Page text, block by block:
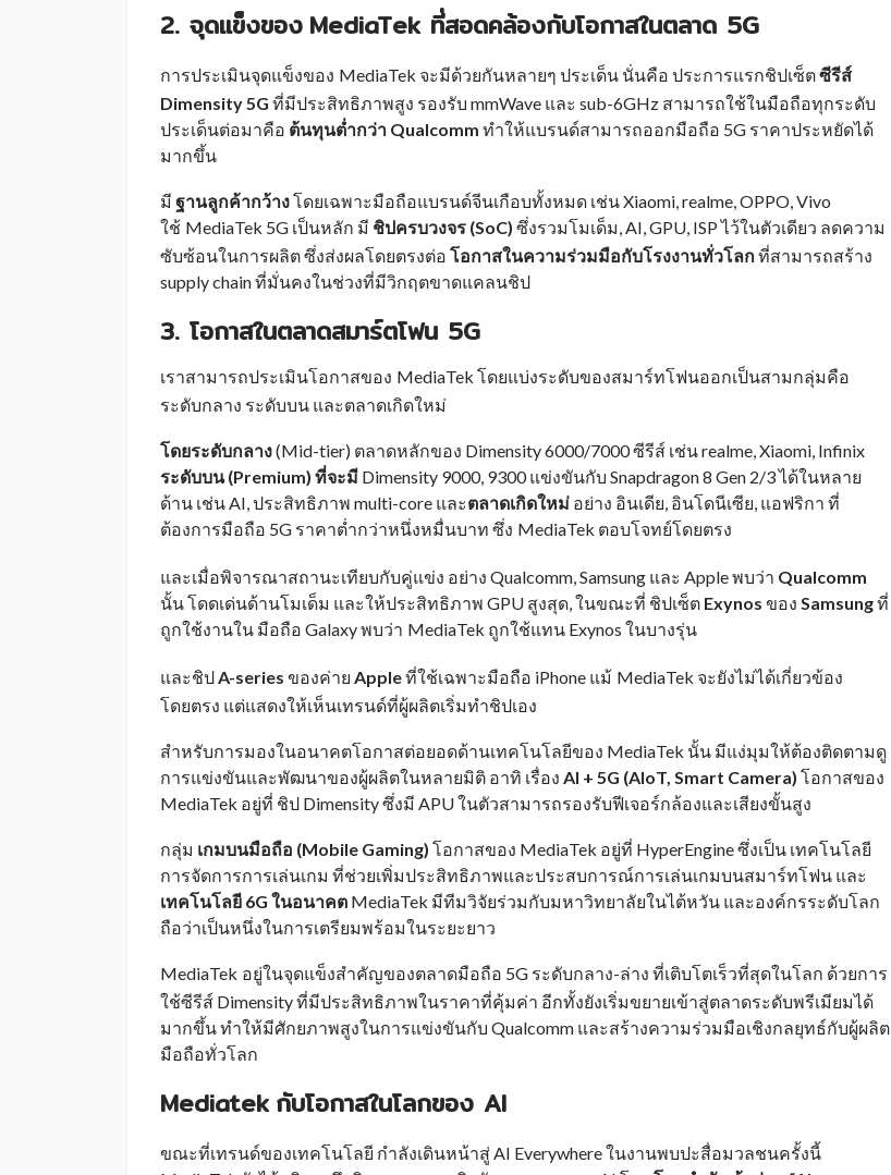
2. จุดแข็งของ MediaTek ที่สอดคล้องกับโอกาสในตลาด 5G
การประเมินจุดแข็งของ MediaTek จะมีด้วยกันหลายๆ ประเด็น นั่นคือ ประการแรกชิปเซ็ตซีรีส์
Dimensity 5G ที่มีประสิทธิภาพสูง รองรับ mmWave และ sub-6GHz สามารถใช้ในมือถือทุกระดับ
ประเด็นต่อมาคือ ต้นทุนต่ำกว่า Qualcomm ทำให้แบรนด์สามารถออกมือถือ 5G ราคาประหยัดได้
มากขึ้น
มี ฐานลูกค้ากว้างโดยเฉพาะมือถือแบรนด์จีนเกือบทั้งหมด เช่น Xiaomi, realme, OPPO, Vivo
ใช้ MediaTek 5G เป็นหลัก มี ชิปครบวงจร (SoC) ซึ่งรวมโมเด็ม, AI, GPU, ISP ไว้ในตัวเดียว ลดความ
ซับซ้อนในการผลิต ซึ่งส่งผลโดยตรงต่อ โอกาสในความร่วมมือกับโรงงานทั่วโลก ที่สามารถสร้าง
supply chain ที่มั่นคงในช่วงที่มีวิกฤตขาดแคลนชิป
3. โอกาสในตลาดสมาร์ตโฟน 5G
เราสามารถประเมินโอกาสของ MediaTek โดยแบ่งระดับของสมาร์ทโฟนออกเป็นสามกลุ่มคือ
ระดับกลาง ระดับบน และตลาดเกิดใหม่
โดยระดับกลาง(Mid-tier) ตลาดหลักของ Dimensity 6000/7000 ซีรีส์ เช่น realme, Xiaomi, Infinix
ระดับบน (Premium) ที่จะมี Dimensity 9000, 9300 แข่งขันกับ Snapdragon 8 Gen 2/3 ได้ในหลาย
ด้าน เช่น AI, ประสิทธิภาพ multi-core และตลาดเกิดใหม่ อย่าง อินเดีย, อินโดนีเซีย, แอฟริกา ที่
ต้องการมือถือ 5G ราคาต่ำกว่าหนึ่งหมื่นบาท ซึ่ง MediaTek ตอบโจทย์โดยตรง
และเมื่อพิจารณาสถานะเทียบกับคู่แข่ง อย่าง Qualcomm, Samsung และ Apple พบว่า Qualcomm
นั้น โดดเด่นด้านโมเด็ม และให้ประสิทธิภาพ GPU สูงสุด, ในขณะที่ ชิปเซ็ต Exynos ของ Samsungที่
ถูกใช้งานใน มือถือ Galaxy พบว่า MediaTek ถูกใช้แทน Exynos ในบางรุ่น
และชิปA-series ของค่าย Appleที่ใช้เฉพาะมือถือ iPhone แม้ MediaTek จะยังไม่ได้เกี่ยวข้อง
โดยตรง แต่แสดงให้เห็นเทรนด์ที่ผู้ผลิตเริ่มทำชิปเอง
สำหรับการมองในอนาคตโอกาสต่อยอดด้านเทคโนโลยีของ MediaTek นั้น มีแง่มุมให้ต้องติดตามดู
การแข่งขันและพัฒนาของผู้ผลิตในหลายมิติ อาทิ เรื่อง AI + 5G (AIoT, Smart Camera) โอกาสของ
MediaTek อยู่ที่ ชิป Dimensity ซึ่งมี APU ในตัวสามารถรองรับฟีเจอร์กล้องและเสียงขั้นสูง
กลุ่ม เกมบนมือถือ (Mobile Gaming) โอกาสของ MediaTek อยู่ที่ HyperEngine ซึ่งเป็น เทคโนโลยี
การจัดการการเล่นเกม ที่ช่วยเพิ่มประสิทธิภาพและประสบการณ์การเล่นเกมบนสมาร์ทโฟน และ
เทคโนโลยี 6G ในอนาคต MediaTek มีทีมวิจัยร่วมกับมหาวิทยาลัยในไต้หวัน และองค์กรระดับโลก
ถือว่าเป็นหนึ่งในการเตรียมพร้อมในระยะยาว
MediaTek อยู่ในจุดแข็งสำคัญของตลาดมือถือ 5G ระดับกลาง-ล่าง ที่เติบโตเร็วที่สุดในโลก ด้วยการ
ใช้ซีรีส์ Dimensity ที่มีประสิทธิภาพในราคาที่คุ้มค่า อีกทั้งยังเริ่มขยายเข้าสู่ตลาดระดับพรีเมียมได้
มากขึ้น ทำให้มีศักยภาพสูงในการแข่งขันกับ Qualcomm และสร้างความร่วมมือเชิงกลยุทธ์กับผู้ผลิต
มือถือทั่วโลก
Mediatek กับโอกาสในโลกของ AI
ขณะที่เทรนด์ของเทคโนโลยี กำลังเดินหน้าสู่ AI Everywhere ในงานพบปะสื่อมวลชนครั้งนี้